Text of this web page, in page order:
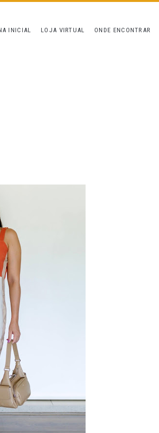
INICIAL LOJA VIRTUAL ONDE ENCONTRAR